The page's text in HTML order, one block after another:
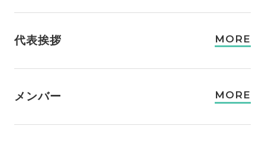
代表挨拶 MORE
メンバー MORE